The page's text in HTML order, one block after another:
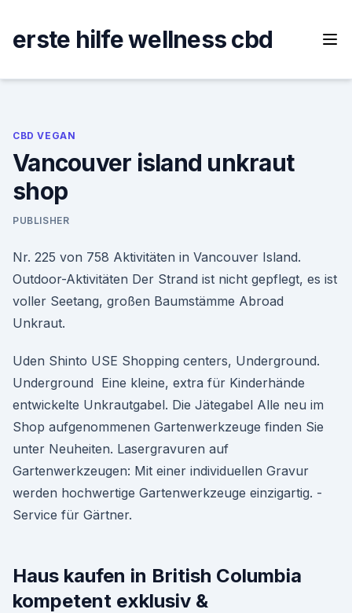
content
erste hilfe wellness cbd
CBD VEGAN
Vancouver island unkraut
shop
PUBLISHER
Nr. 225 von 758 Aktivitäten in Vancouver Island.
Outdoor-Aktivitäten Der Strand ist nicht gepflegt, es ist
voller Seetang, großen Baumstämme Abroad
Unkraut.
Uden Shinto USE Shopping centers, Underground.
Underground Eine kleine, extra für Kinderhände
entwickelte Unkrautgabel. Die Jätegabel Alle neu im
Shop aufgenommenen Gartenwerkzeuge finden Sie
unter Neuheiten. Lasergravuren auf
Gartenwerkzeugen: Mit einer individuellen Gravur
werden hochwertige Gartenwerkzeuge einzigartig. -
Service für Gärtner.
Haus kaufen in British Columbia
kompetent exklusiv &